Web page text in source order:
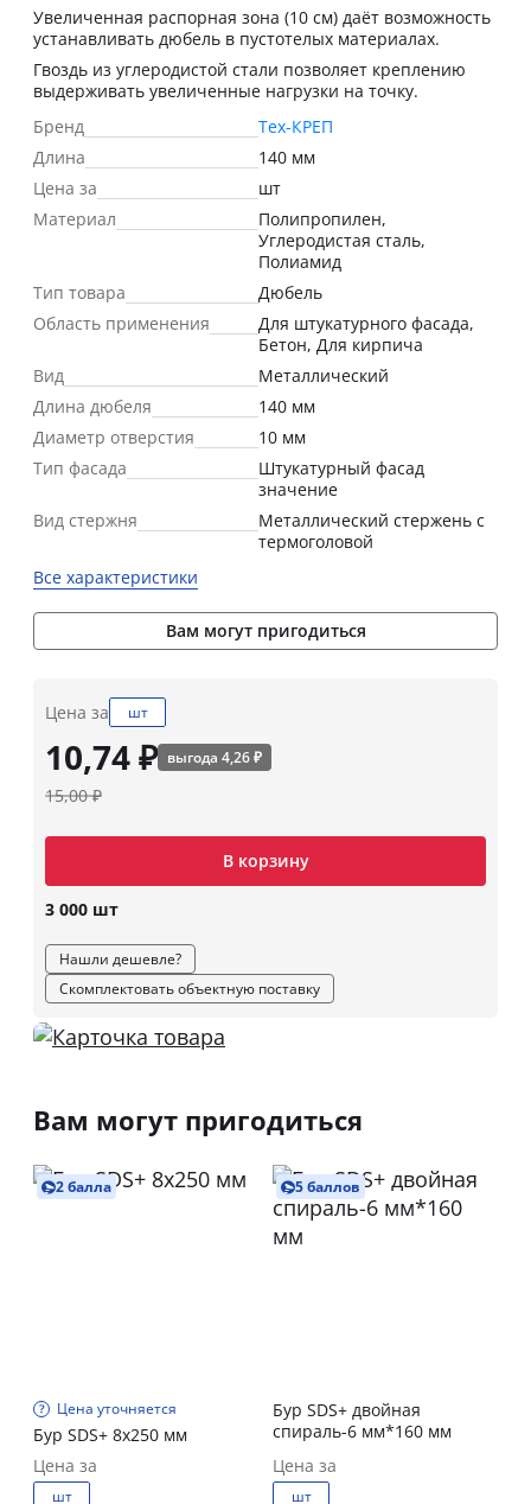
Увеличенная распорная зона (10 см) даёт возможность
устанавливать дюбель в пустотелых материалах.
Гвоздь из углеродистой стали позволяет креплению
выдерживать увеличенные нагрузки на точку.
Бренд
Тех-КРЕП
Длина
140 мм
Цена за
шт
Материал
Полипропилен,
Углеродистая сталь,
Полиамид
Тип товара
Дюбель
Область применения
Для штукатурного фасада,
Бетон, Для кирпича
Вид
Металлический
Длина дюбеля
140 мм
Диаметр отверстия
10 мм
Тип фасада
Штукатурный фасад
значение
Вид стержня
Металлический стержень с
термоголовой
Все характеристики
Вам могут пригодиться
Цена за шт
10,74 ₽ выгода 4,26 ₽
15,00 ₽
В корзину
3 000 шт
Нашли дешевле?
Скомплектовать объектную поставку
Вам могут пригодиться
2 балла
Цена уточняется
Бур SDS+ 8х250 мм
Цена за
шт
5 баллов
Бур SDS+ двойная
спираль-6 мм*160 мм
Цена за
шт